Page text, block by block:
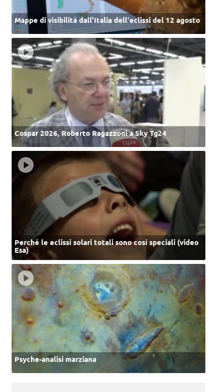
Mappe di visibilità dall’Italia dell'eclissi del 12 agosto
Cospar 2026, Roberto Ragazzoni a Sky Tg24
Perché le eclissi solari totali sono così speciali (video
Esa)
Psyche-analisi marziana